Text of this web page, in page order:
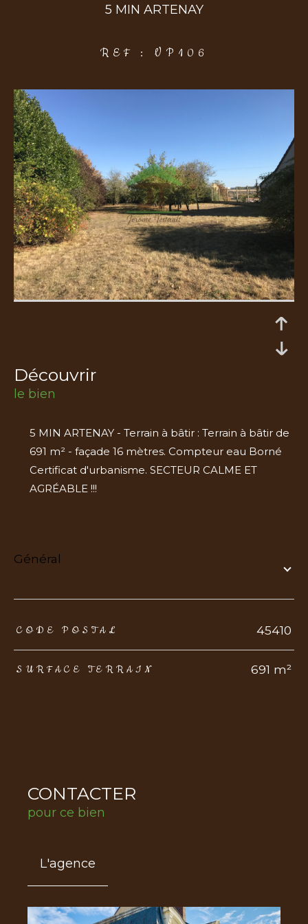
5 MIN ARTENAY
REF : VP106
découvrir
le bien
5 MIN ARTENAY - Terrain à bâtir : Terrain à bâtir de
691 m² - façade 16 mètres. Compteur eau Borné
Certificat d'urbanisme. SECTEUR CALME ET
AGRÉABLE !!!
général
TRAD_ZEPHYR_Caracteristique TRAD_ZEPHYR_Valeurs
CODE POSTAL 45410
SURFACE TERRAIN 691 m²
CONTACTER
pour ce bien
L'agence